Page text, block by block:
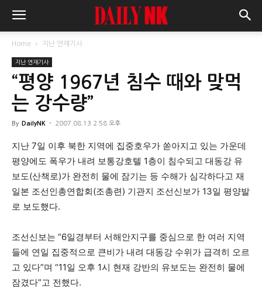
Home 지난 연재기사
지난 연재기사
“평양 1967년 침수 때와 맞먹
는 강수량”
By DailyNK - 2007.08.13 2:58 오후
지난 7일 이후 북한 지역에 집중호우가 쏟아지고 있는 가운데
평양에도 폭우가 내려 보통강호텔 1층이 침수되고 대동강 유
보도(산책로)가 완전히 물에 잠기는 등 수해가 심각하다고 재
일본 조선인총연합회(조총련) 기관지 조선신보가 13일 평양발
로 보도했다.
조선신보는 “6일경부터 서해안지구를 중심으로 한 여러 지역
들에 연일 집중적으로 큰비가 내려 대동강 수위가 급격히 오르
고 있다”며 “11일 오후 1시 현재 강반의 유보도는 완전히 물에
잠겼다”고 전했다.